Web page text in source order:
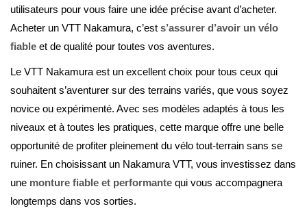
utilisateurs pour vous faire une idée précise avant d’acheter.
Acheter un VTT Nakamura, c’est s’assurer d’avoir un vélo
fiable et de qualité pour toutes vos aventures.
Le VTT Nakamura est un excellent choix pour tous ceux qui
souhaitent s’aventurer sur des terrains variés, que vous soyez
novice ou expérimenté. Avec ses modèles adaptés à tous les
niveaux et à toutes les pratiques, cette marque offre une belle
opportunité de profiter pleinement du vélo tout-terrain sans se
ruiner. En choisissant un Nakamura VTT, vous investissez dans
une monture fiable et performante qui vous accompagnera
longtemps dans vos sorties.